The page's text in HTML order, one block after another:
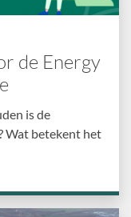
de Energy
is de
Wat betekent het